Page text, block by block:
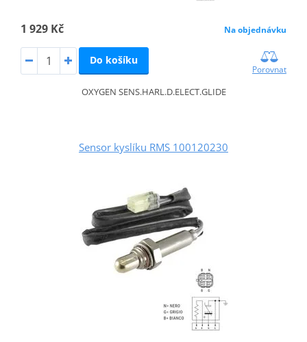
1 929 Kč Na objednávku
Do košíku
Porovnat
OXYGEN SENS.HARL.D.ELECT.GLIDE
Sensor kyslíku RMS 100120230